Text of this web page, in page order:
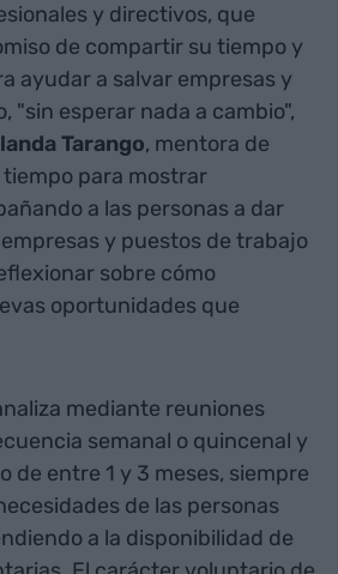
y directivos, que
de compartir su tiempo y
ayudar a salvar empresas y
"sin esperar nada a cambio",
Tarango, mentora de
para mostrar
a las personas a dar
y puestos de trabajo
sobre cómo
oportunidades que
mediante reuniones
semanal o quincenal y
de entre 1 y 3 meses, siempre
de las personas
a la disponibilidad de